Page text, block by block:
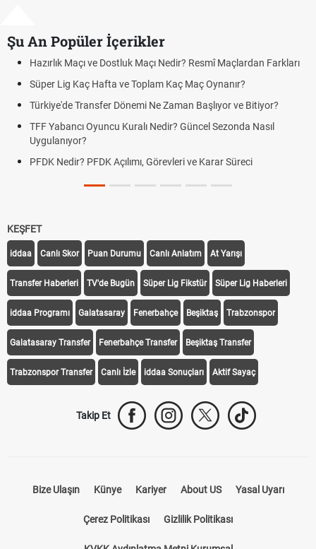
Şu An Popüler İçerikler
Farkları
ve Bitiyor?
Nasıl
Süreci
Puan Durumunda AG, OM ve Diğer
Skor Ne Demek? Sporda Skor ve Sonuç
Futbol Nasıl Oynanır? Temel Futbol Kuralları
Deplasman Golü Kuralı Nedir? Hangi
DGS Sonuçları Ne Zaman Açıklanacak 2026?
KEŞFET
iddaa Canlı Skor Puan Durumu Canlı Anlatım At Yarışı
Transfer Haberleri TV'de Bugün Süper Lig Fikstür Süper Lig Haberleri
iddaa Programı Galatasaray Fenerbahçe Beşiktaş Trabzonspor
Galatasaray Transfer Fenerbahçe Transfer Beşiktaş Transfer
Trabzonspor Transfer Canlı İzle iddaa Sonuçları Aktif Sayaç